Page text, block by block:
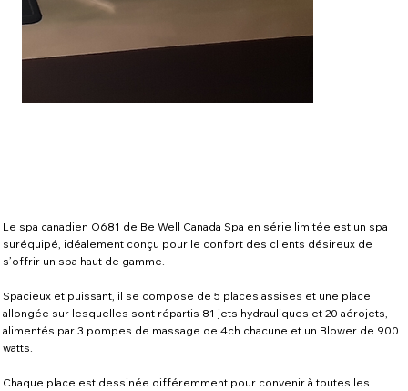
Le spa canadien O681 de Be Well Canada Spa en série limitée est un spa
suréquipé, idéalement conçu pour le confort des clients désireux de
s’offrir un spa haut de gamme.
Spacieux et puissant, il se compose de 5 places assises et une place
allongée sur lesquelles sont répartis 81 jets hydrauliques et 20 aérojets,
alimentés par 3 pompes de massage de 4ch chacune et un Blower de 900
watts.
Chaque place est dessinée différemment pour convenir à toutes les